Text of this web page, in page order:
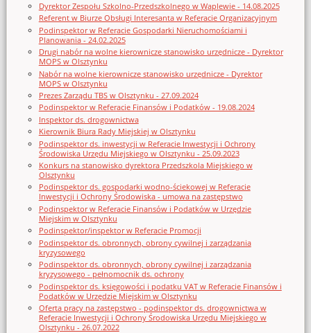
Dyrektor Zespołu Szkolno-Przedszkolnego w Waplewie - 14.08.2025
Referent w Biurze Obsługi Interesanta w Referacie Organizacyjnym
Podinspektor w Referacie Gospodarki Nieruchomościami i
Planowania - 24.02.2025
Drugi nabór na wolne kierownicze stanowisko urzędnicze - Dyrektor
MOPS w Olsztynku
Nabór na wolne kierownicze stanowisko urzędnicze - Dyrektor
MOPS w Olsztynku
Prezes Zarządu TBS w Olsztynku - 27.09.2024
Podinspektor w Referacie Finansów i Podatków - 19.08.2024
Inspektor ds. drogownictwa
Kierownik Biura Rady Miejskiej w Olsztynku
Podinspektor ds. inwestycji w Referacie Inwestycji i Ochrony
Środowiska Urzędu Miejskiego w Olsztynku - 25.09.2023
Konkurs na stanowisko dyrektora Przedszkola Miejskiego w
Olsztynku
Podinspektor ds. gospodarki wodno-ściekowej w Referacie
Inwestycji i Ochrony Środowiska - umowa na zastępstwo
Podinspektor w Referacie Finansów i Podatków w Urzędzie
Miejskim w Olsztynku
Podinspektor/inspektor w Referacie Promocji
Podinspektor ds. obronnych, obrony cywilnej i zarządzania
kryzysowego
Podinspektor ds. obronnych, obrony cywilnej i zarządzania
kryzysowego - pełnomocnik ds. ochrony
Podinspektor ds. księgowości i podatku VAT w Referacie Finansów i
Podatków w Urzędzie Miejskim w Olsztynku
Oferta pracy na zastępstwo - podinspektor ds. drogownictwa w
Referacie Inwestycji i Ochrony Środowiska Urzędu Miejskiego w
Olsztynku - 26.07.2022